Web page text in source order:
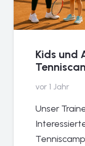
Kids und
vor 1 Jahr
Unser